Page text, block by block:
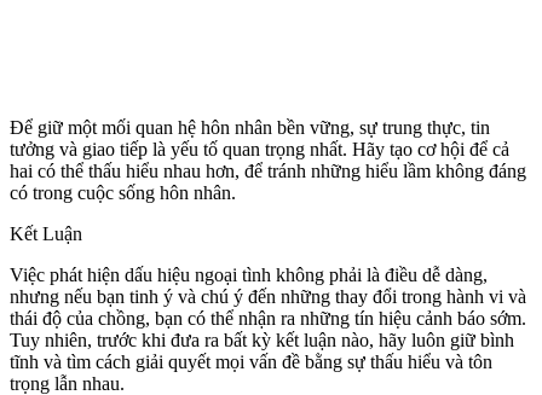
Để giữ một mối quan hệ hôn nhân bền vững, sự trung thực, tin
tưởng và giao tiếp là yếu tố quan trọng nhất. Hãy tạo cơ hội để cả
hai có thể thấu hiểu nhau hơn, để tránh những hiểu lầm không đáng
có trong cuộc sống hôn nhân.
Kết Luận
Việc phát hiện dấu hiệu ngoại tình không phải là điều dễ dàng,
nhưng nếu bạn tinh ý và chú ý đến những thay đổi trong hành vi và
thái độ của chồng, bạn có thể nhận ra những tín hiệu cảnh báo sớm.
Tuy nhiên, trước khi đưa ra bất kỳ kết luận nào, hãy luôn giữ bình
tĩnh và tìm cách giải quyết mọi vấn đề bằng sự thấu hiểu và tôn
trọng lẫn nhau.